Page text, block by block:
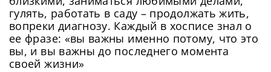
гулять, работать в саду – продолжать жить,
вопреки диагнозу. Каждый в хосписе знал о
ее фразе: «вы важны именно потому, что это
вы, и вы важны до последнего момента
своей жизни»